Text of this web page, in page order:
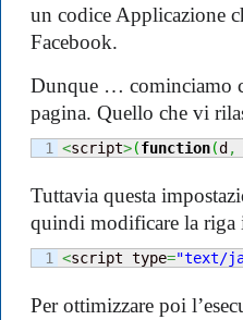
un codice Applicazione
Facebook.
Dunque … cominciamo
pagina. Quello che vi
<script>(function(d ,
Tuttavia questa
quindi modificare la riga
<script type="text/
Per ottimizzare poi